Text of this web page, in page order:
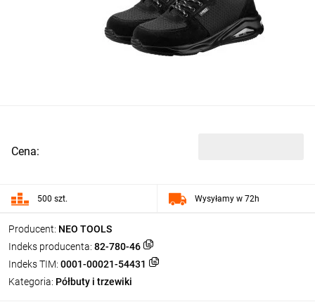
Producent: NEO TOOLS
Indeks producenta: 82-780-46
Indeks TIM: 0001-00021-54431
Kategoria: Półbuty i trzewiki
Cena:
500 szt. Wysyłamy w 72h